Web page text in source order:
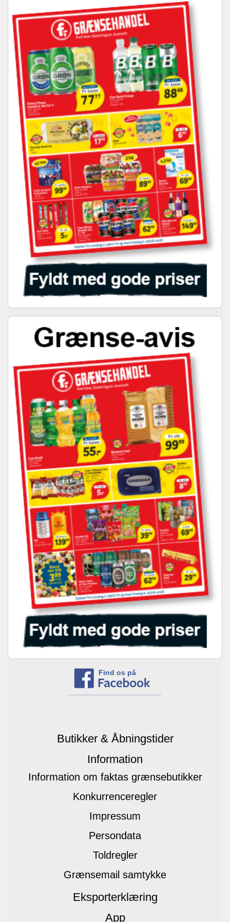
Find os på
Butikker & Åbningstider
Information
Information om faktas grænsebutikker
Konkurrenceregler
Impressum
Persondata
Toldregler
Grænsemail samtykke
Eksporterklæring
App